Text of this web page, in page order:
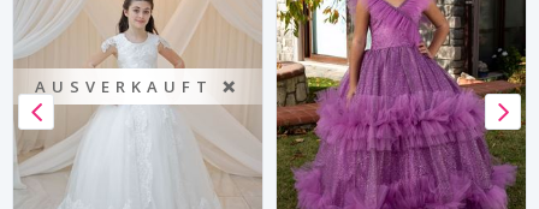
AUSVERKAUFT ❌